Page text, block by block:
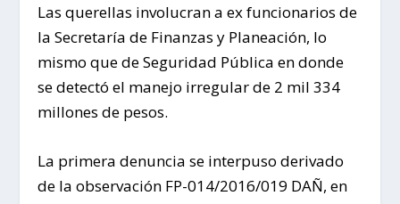
Las querellas involucran a ex funcionarios de
la Secretaría de Finanzas y Planeación, lo
mismo que de Seguridad Pública en donde
se detectó el manejo irregular de 2 mil 334
millones de pesos.
La primera denuncia se interpuso derivado
de la observación FP-014/2016/019 DAÑ, en